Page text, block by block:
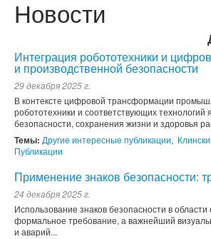
Новости
Интеграция робототехники и
и производственной безопасности
29 декабря 2025 г.
В контексте цифровой трансформации
робототехники и соответствующих
безопасности, сохранения жизни и здоровья
Темы: Другие интересные публикации,
Публикации
Применение знаков безопасности:
24 декабря 2025 г.
Использование знаков безопасности в
формальное требование, а важнейший
и аварий...